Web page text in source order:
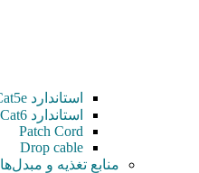
استاندارد Cat5e
استاندارد Cat6
Patch Cord
Drop cable
منابع تغذیه و مبدل‌ها